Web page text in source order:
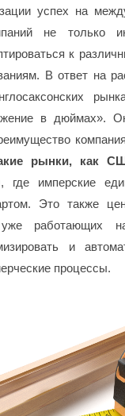
успех на
не только
к
В ответ на
в дюймах».
рынки, как
, где имперские
Это также
работающих
и
процессы.